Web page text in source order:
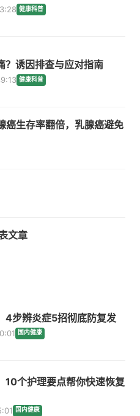
健康科普
？诱因排查与应对指南
健康科普
生存率翻倍，乳腺癌避免
文章
4步辨炎症5招彻底防复发
国内健康
10个护理要点帮你快速恢复
国内健康